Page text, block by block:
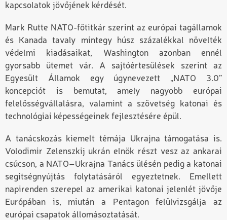
kapcsolatok jövőjének kérdését.
Mark Rutte NATO-főtitkár szerint az európai tagállamok
és Kanada tavaly mintegy húsz százalékkal növelték
védelmi kiadásaikat, Washington azonban ennél
gyorsabb ütemet vár. A sajtóértesülések szerint az
Egyesült Államok egy úgynevezett „NATO 3.0”
koncepciót is bemutat, amely nagyobb európai
felelősségvállalásra, valamint a szövetség katonai és
technológiai képességeinek fejlesztésére épül.
A tanácskozás kiemelt témája Ukrajna támogatása is.
Volodimir Zelenszkij ukrán elnök részt vesz az ankarai
csúcson, a NATO–Ukrajna Tanács ülésén pedig a katonai
segítségnyújtás folytatásáról egyeztetnek. Emellett
napirenden szerepel az amerikai katonai jelenlét jövője
Európában is, miután a Pentagon felülvizsgálja az
európai csapatok állomásoztatását.